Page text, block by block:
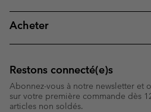
Acheter
Restons connecté(e)s
Abonnez-vous à notre newsletter et
sur votre première commande dès
articles non soldés.